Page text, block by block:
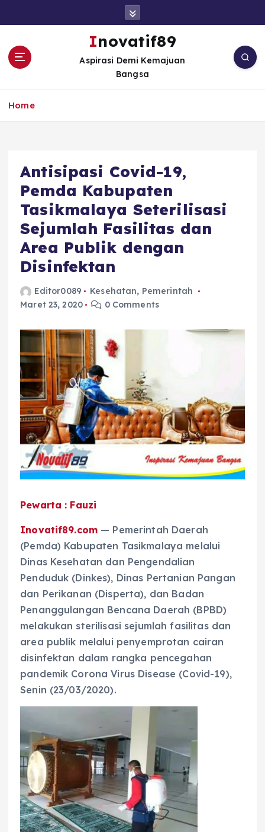
Inovatif89
Aspirasi Demi Kemajuan
Bangsa
Home
Antisipasi Covid-19,
Pemda Kabupaten
Tasikmalaya Seterilisasi
Sejumlah Fasilitas dan
Area Publik dengan
Disinfektan
Editor0089 Kesehatan, Pemerintah
Maret 23, 2020
0 Comments
Pewarta : Fauzi
Inovatif89.com — Pemerintah Daerah
(Pemda) Kabupaten Tasikmalaya melalui
Dinas Kesehatan dan Pengendalian
Penduduk (Dinkes), Dinas Pertanian Pangan
dan Perikanan (Disperta), dan Badan
Penanggulangan Bencana Daerah (BPBD)
melakukan sterilisasi sejumlah fasilitas dan
area publik melalui penyemprotan cairan
disinfektan dalam rangka pencegahan
pandemik Corona Virus Disease (Covid-19),
Senin (23/03/2020).